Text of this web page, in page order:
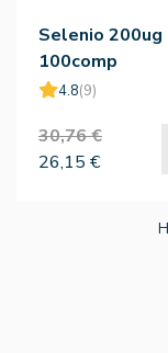
Selenio 200ug
100comp
4.8(9)
30,76 €
26,15 €